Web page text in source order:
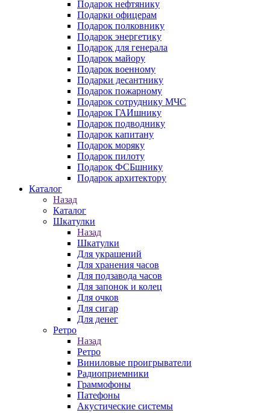
Подарок нефтянику
Подарки офицерам
Подарок полковнику
Подарок энергетику
Подарок для генерала
Подарок майору
Подарок военному
Подарки десантнику
Подарок пожарному
Подарок сотруднику МЧС
Подарок ГАИшнику
Подарок подводнику
Подарок капитану
Подарок моряку
Подарок пилоту
Подарок ФСБшнику
Подарок архитектору
Каталог
Назад
Каталог
Шкатулки
Назад
Шкатулки
Для украшений
Для хранения часов
Для подзавода часов
Для запонок и колец
Для очков
Для сигар
Для денег
Ретро
Назад
Ретро
Виниловые проигрыватели
Радиоприемники
Граммофоны
Патефоны
Акустические системы